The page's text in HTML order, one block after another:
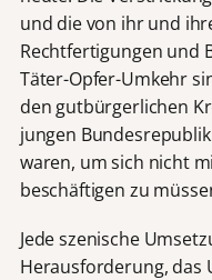
und die von ihr und
Rechtfertigungen und
Täter-Opfer-Umkehr
den gutbürgerlichen
jungen
waren, um sich nicht
beschäftigen zu
Jede szenische
Herausforderung, das